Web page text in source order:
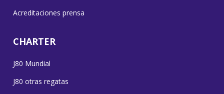
Acreditaciones prensa
CHARTER
J80 Mundial
J80 otras regatas